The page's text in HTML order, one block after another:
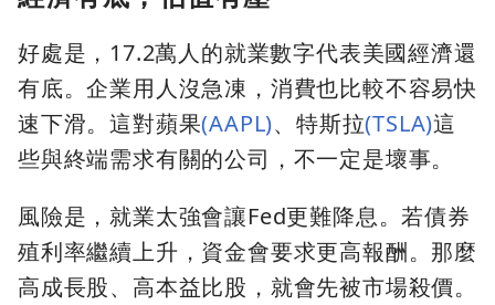
好處是，17.2萬人的就業數字代表美國經濟還
有底。企業用人沒急凍，消費也比較不容易快
速下滑。這對蘋果(AAPL)、特斯拉(TSLA)這
些與終端需求有關的公司，不一定是壞事。
風險是，就業太強會讓Fed更難降息。若債券
殖利率繼續上升，資金會要求更高報酬。那麼
高成長股、高本益比股，就會先被市場殺價。